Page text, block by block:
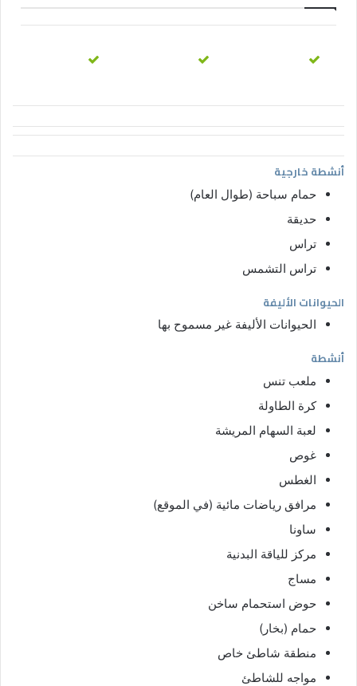
أنشطة خارجية
حمام سباحة (طوال العام)
حديقة
تراس
تراس التشمس
الحيوانات الأليفة
الحيوانات الأليفة غير مسموح بها
أنشطة
ملعب تنس
كرة الطاولة
لعبة السهام المريشة
غوص
الغطس
مرافق رياضات مائية (في الموقع)
ساونا
مركز للياقة البدنية
مساج
حوض استحمام ساخن
حمام (بخار)
منطقة شاطئ خاص
مواجه للشاطئ